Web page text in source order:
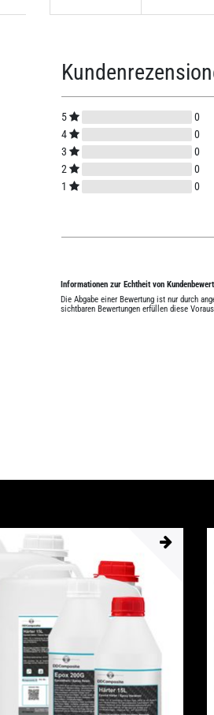
5
0
4
0
3
0
2
0
1
0
Informationen zur Echtheit von
Die Abgabe einer Bewertung ist nur durch
sichtbaren Bewertungen erfüllen diese